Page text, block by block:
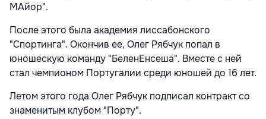
МАйор".
После этого была академия лиссабонского
"Спортинга". Окончив ее, Олег Рябчук попал в
юношескую команду "БеленЕнсеша". Вместе с ней
стал чемпионом Португалии среди юношей до 16 лет.
Летом этого года Олег Рябчук подписал контракт со
знаменитым клубом "Порту".